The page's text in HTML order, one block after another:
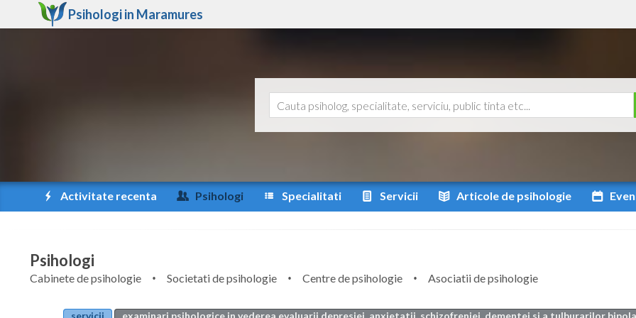
Psihologi in Maramures
Activitate recenta Psihologi Specialitati Servicii Articole de psihologie
Psihologi
Cabinete de psihologie Societati de psihologie Centre de psihologie
Asociatii de psihologie
servicii
examinari psihologice in vederea evaluarii depresiei, anxietatii, schizofreniei, dementei si a tulburarilor